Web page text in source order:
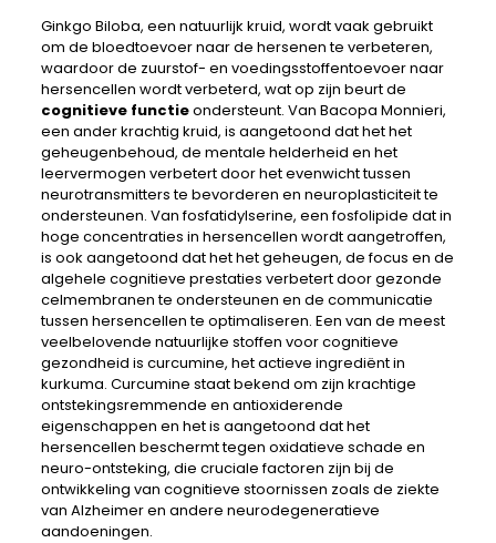
Ginkgo Biloba, een natuurlijk kruid, wordt vaak gebruikt
om de bloedtoevoer naar de hersenen te verbeteren,
waardoor de zuurstof- en voedingsstoffentoevoer naar
hersencellen wordt verbeterd, wat op zijn beurt de
cognitieve functieondersteunt. Van Bacopa Monnieri,
een ander krachtig kruid, is aangetoond dat het het
geheugenbehoud, de mentale helderheid en het
leervermogen verbetert door het evenwicht tussen
neurotransmitters te bevorderen en neuroplasticiteit te
ondersteunen. Van fosfatidylserine, een fosfolipide dat in
hoge concentraties in hersencellen wordt aangetroffen,
is ook aangetoond dat het het geheugen, de focus en de
algehele cognitieve prestaties verbetert door gezonde
celmembranen te ondersteunen en de communicatie
tussen hersencellen te optimaliseren. Een van de meest
veelbelovende natuurlijke stoffen voor cognitieve
gezondheid is curcumine, het actieve ingrediënt in
kurkuma. Curcumine staat bekend om zijn krachtige
ontstekingsremmende en antioxiderende
eigenschappen en het is aangetoond dat het
hersencellen beschermt tegen oxidatieve schade en
neuro-ontsteking, die cruciale factoren zijn bij de
ontwikkeling van cognitieve stoornissen zoals de ziekte
van Alzheimer en andere neurodegeneratieve
aandoeningen.